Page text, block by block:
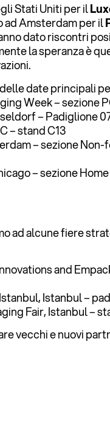
Stati Uniti per il
ad Amsterdam per il
dato riscontri
la speranza è
date principali
Week – sezione
– Padiglione
– stand C13
– sezione
– sezione
ad alcune fiere
and
Istanbul –
Fair, Istanbul –
vecchi e nuovi